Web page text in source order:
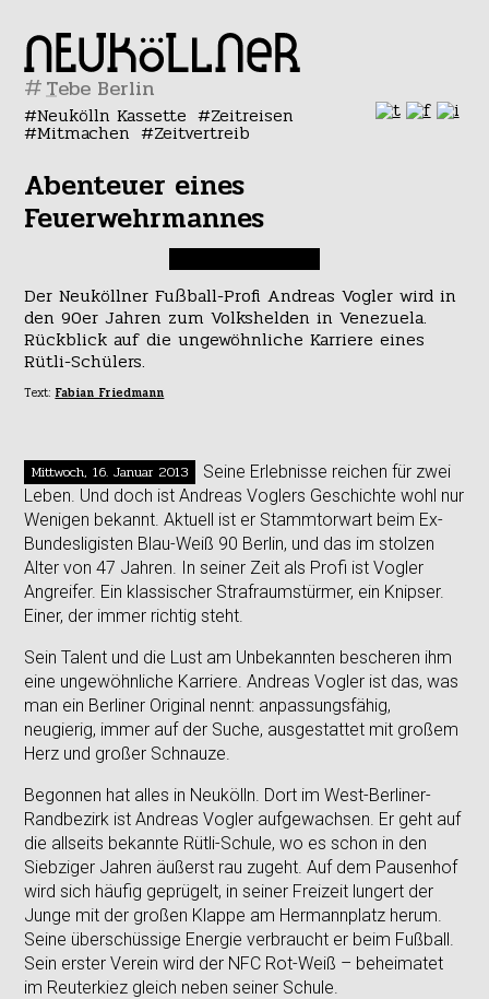
#
Neukölln Kassette Zeitreisen
Mitmachen Zeitvertreib
Abenteuer eines
Feuerwehrmannes
Der Neuköllner Fußball-Profi Andreas Vogler wird in
den 90er Jahren zum Volkshelden in Venezuela.
Rückblick auf die ungewöhnliche Karriere eines
Rütli-Schülers.
Text: Fabian Friedmann
Mittwoch, 16. Januar 2013
Seine Erlebnisse reichen für zwei
Leben. Und doch ist Andreas Voglers Geschichte wohl nur
Wenigen bekannt. Aktuell ist er Stammtorwart beim Ex-
Bundesligisten Blau-Weiß 90 Berlin, und das im stolzen
Alter von 47 Jahren. In seiner Zeit als Profi ist Vogler
Angreifer. Ein klassischer Strafraumstürmer, ein Knipser.
Einer, der immer richtig steht.
Sein Talent und die Lust am Unbekannten bescheren ihm
eine ungewöhnliche Karriere. Andreas Vogler ist das, was
man ein Berliner Original nennt: anpassungsfähig,
neugierig, immer auf der Suche, ausgestattet mit großem
Herz und großer Schnauze.
Begonnen hat alles in Neukölln. Dort im West-Berliner-
Randbezirk ist Andreas Vogler aufgewachsen. Er geht auf
die allseits bekannte Rütli-Schule, wo es schon in den
Siebziger Jahren äußerst rau zugeht. Auf dem Pausenhof
wird sich häufig geprügelt, in seiner Freizeit lungert der
Junge mit der großen Klappe am Hermannplatz herum.
Seine überschüssige Energie verbraucht er beim Fußball.
Sein erster Verein wird der NFC Rot-Weiß – beheimatet
im Reuterkiez gleich neben seiner Schule.